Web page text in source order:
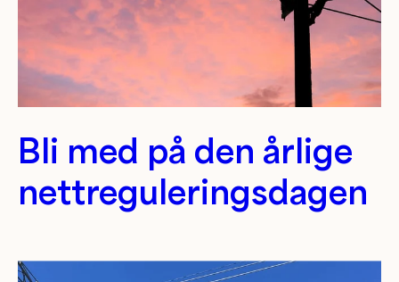
Bli med på den årlige
nettreguleringsdagen